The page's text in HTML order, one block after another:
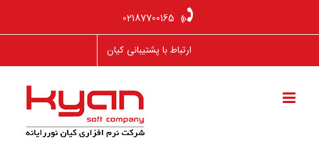
02187700165
ارتباط با پشتیبانی کیان